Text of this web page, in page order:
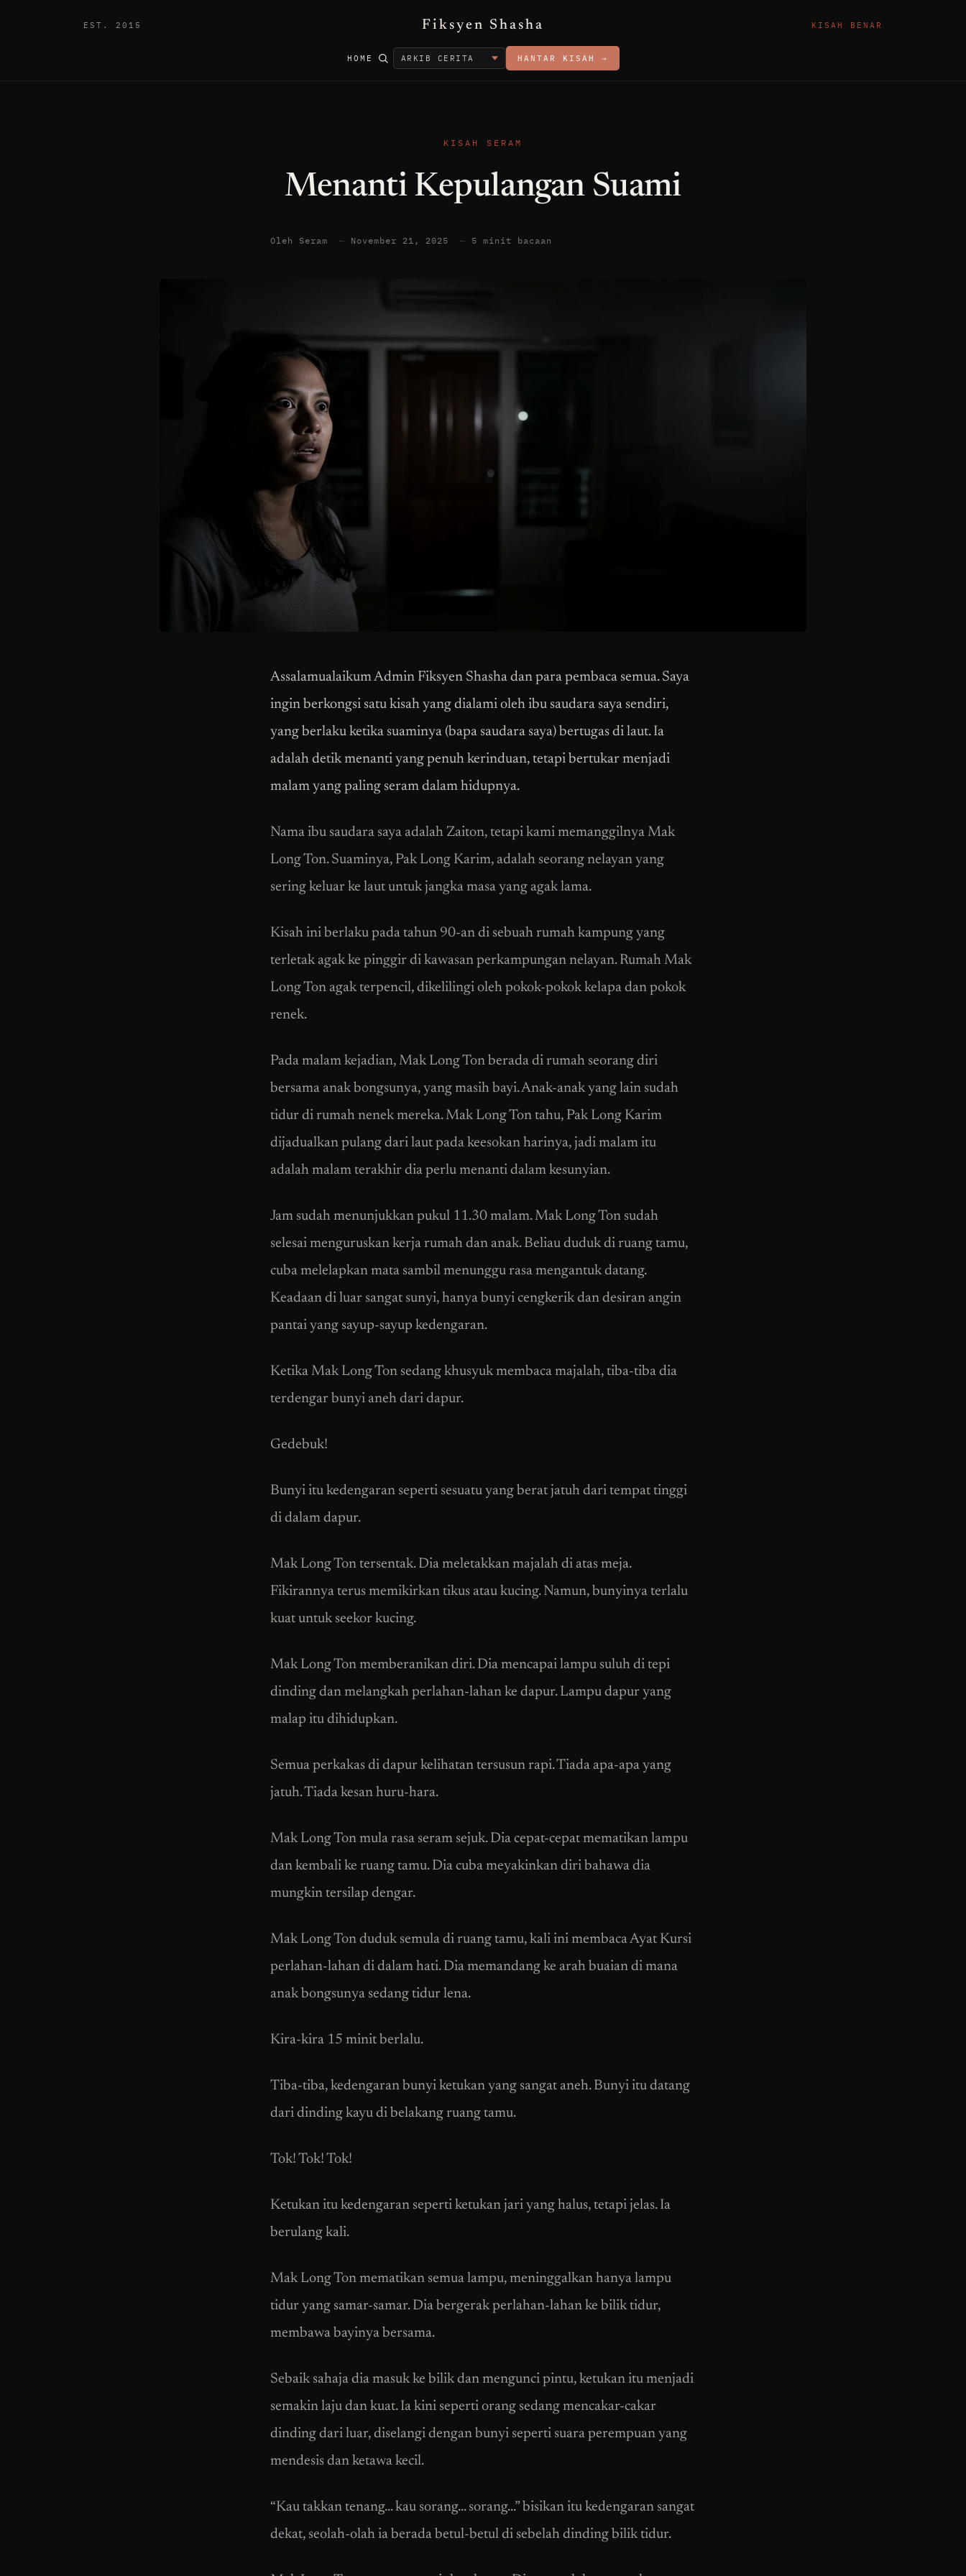
EST. 2015 Fiksyen Shasha KISAH BENAR
HOME HANTAR KISAH →
KISAH SERAM
Menanti Kepulangan Suami
Oleh Seram — November 21, 2025 — 5 minit bacaan
Assalamualaikum Admin Fiksyen Shasha dan para pembaca semua. Saya
ingin berkongsi satu kisah yang dialami oleh ibu saudara saya sendiri,
yang berlaku ketika suaminya (bapa saudara saya) bertugas di laut. Ia
adalah detik menanti yang penuh kerinduan, tetapi bertukar menjadi
malam yang paling seram dalam hidupnya.
Nama ibu saudara saya adalah Zaiton, tetapi kami memanggilnya Mak
Long Ton. Suaminya, Pak Long Karim, adalah seorang nelayan yang
sering keluar ke laut untuk jangka masa yang agak lama.
Kisah ini berlaku pada tahun 90-an di sebuah rumah kampung yang
terletak agak ke pinggir di kawasan perkampungan nelayan. Rumah Mak
Long Ton agak terpencil, dikelilingi oleh pokok-pokok kelapa dan pokok
renek.
Pada malam kejadian, Mak Long Ton berada di rumah seorang diri
bersama anak bongsunya, yang masih bayi. Anak-anak yang lain sudah
tidur di rumah nenek mereka. Mak Long Ton tahu, Pak Long Karim
dijadualkan pulang dari laut pada keesokan harinya, jadi malam itu
adalah malam terakhir dia perlu menanti dalam kesunyian.
Jam sudah menunjukkan pukul 11.30 malam. Mak Long Ton sudah
selesai menguruskan kerja rumah dan anak. Beliau duduk di ruang tamu,
cuba melelapkan mata sambil menunggu rasa mengantuk datang.
Keadaan di luar sangat sunyi, hanya bunyi cengkerik dan desiran angin
pantai yang sayup-sayup kedengaran.
Ketika Mak Long Ton sedang khusyuk membaca majalah, tiba-tiba dia
terdengar bunyi aneh dari dapur.
Gedebuk!
Bunyi itu kedengaran seperti sesuatu yang berat jatuh dari tempat tinggi
di dalam dapur.
Mak Long Ton tersentak. Dia meletakkan majalah di atas meja.
Fikirannya terus memikirkan tikus atau kucing. Namun, bunyinya terlalu
kuat untuk seekor kucing.
Mak Long Ton memberanikan diri. Dia mencapai lampu suluh di tepi
dinding dan melangkah perlahan-lahan ke dapur. Lampu dapur yang
malap itu dihidupkan.
Semua perkakas di dapur kelihatan tersusun rapi. Tiada apa-apa yang
jatuh. Tiada kesan huru-hara.
Mak Long Ton mula rasa seram sejuk. Dia cepat-cepat mematikan lampu
dan kembali ke ruang tamu. Dia cuba meyakinkan diri bahawa dia
mungkin tersilap dengar.
Mak Long Ton duduk semula di ruang tamu, kali ini membaca Ayat Kursi
perlahan-lahan di dalam hati. Dia memandang ke arah buaian di mana
anak bongsunya sedang tidur lena.
Kira-kira 15 minit berlalu.
Tiba-tiba, kedengaran bunyi ketukan yang sangat aneh. Bunyi itu datang
dari dinding kayu di belakang ruang tamu.
Tok! Tok! Tok!
Ketukan itu kedengaran seperti ketukan jari yang halus, tetapi jelas. Ia
berulang kali.
Mak Long Ton mematikan semua lampu, meninggalkan hanya lampu
tidur yang samar-samar. Dia bergerak perlahan-lahan ke bilik tidur,
membawa bayinya bersama.
Sebaik sahaja dia masuk ke bilik dan mengunci pintu, ketukan itu menjadi
semakin laju dan kuat. Ia kini seperti orang sedang mencakar-cakar
dinding dari luar, diselangi dengan bunyi seperti suara perempuan yang
mendesis dan ketawa kecil.
“Kau takkan tenang… kau sorang… sorang…” bisikan itu kedengaran sangat
dekat, seolah-olah ia berada betul-betul di sebelah dinding bilik tidur.